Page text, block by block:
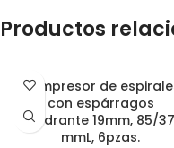
Productos
Compresor de
con espárragos
cuadrante 19mm, 85/
mmL, 6pzas.